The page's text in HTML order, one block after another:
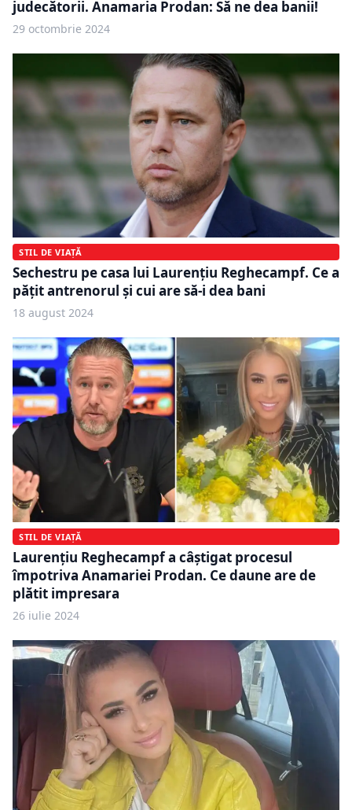
judecătorii. Anamaria Prodan: Să ne dea banii!
29 octombrie 2024
STIL DE VIAȚĂ
Sechestru pe casa lui Laurențiu Reghecampf. Ce a
pățit antrenorul și cui are să-i dea bani
18 august 2024
STIL DE VIAȚĂ
Laurențiu Reghecampf a câştigat procesul
împotriva Anamariei Prodan. Ce daune are de
plătit impresara
26 iulie 2024